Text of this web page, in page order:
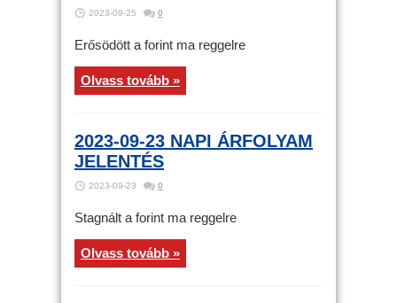
2023-09-25 0
Erősödött a forint ma reggelre
Olvass tovább »
2023-09-23 NAPI ÁRFOLYAM
JELENTÉS
2023-09-23 0
Stagnált a forint ma reggelre
Olvass tovább »